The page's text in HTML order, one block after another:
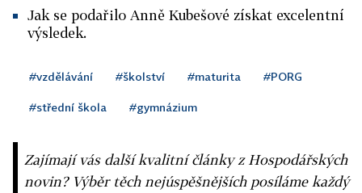
Jak se podařilo Anně Kubešové získat excelentní
výsledek.
#vzdělávání #školství #maturita #PORG
#střední škola #gymnázium
Zajímají vás další kvalitní články z Hospodářských
novin? Výběr těch nejúspěšnějších posíláme každý